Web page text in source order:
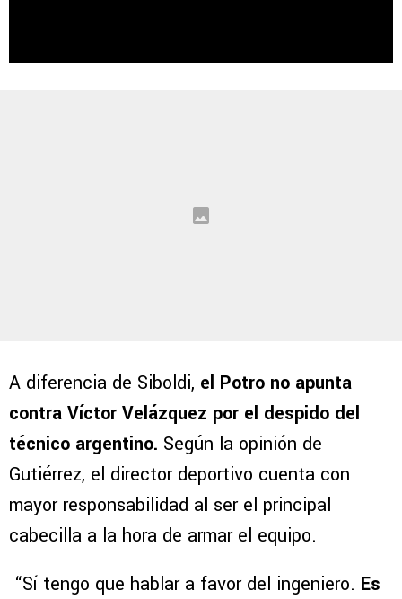
A diferencia de Siboldi, el Potro no apunta
contra Víctor Velázquez por el despido del
técnico argentino. Según la opinión de
Gutiérrez, el director deportivo cuenta con
mayor responsabilidad al ser el principal
cabecilla a la hora de armar el equipo.
“Sí tengo que hablar a favor del ingeniero. Es